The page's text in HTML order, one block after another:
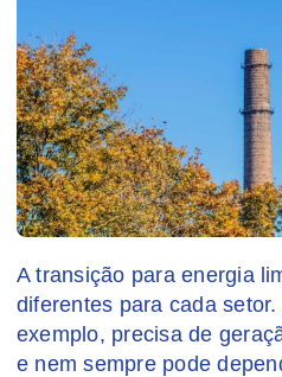
A transição para energia
diferentes para cada
exemplo, precisa de
e nem sempre pode